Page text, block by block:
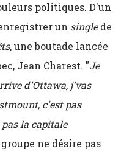
politiques. D'un
un singlede
, une boutade lancée
Jean Charest. "Je
d'Ottawa, j'vas
c'est pas
la capitale
ne désire pas